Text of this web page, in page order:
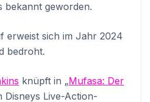
bekannt geworden.
erweist sich im Jahr 2024
bedroht.
knüpft in „Mufasa: Der
Disneys Live-Action-